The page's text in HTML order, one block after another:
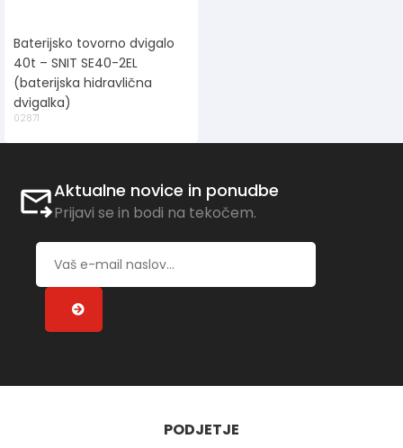
Baterijsko tovorno dvigalo
40t – SNIT SE40-2EL
(baterijska hidravlična
dvigalka)
02871
Aktualne novice in ponudbe
Prijavi se in bodi na tekočem.
PODJETJE